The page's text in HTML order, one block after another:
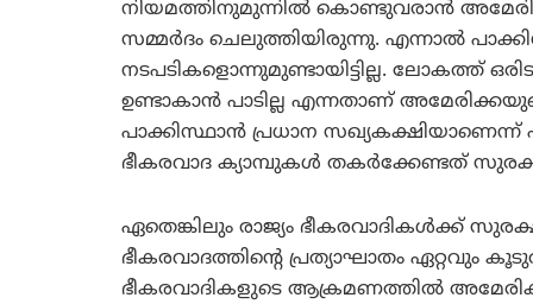
നിയമത്തിനുമുന്നില്‍ കൊണ്ടുവരാന്‍
സമ്മര്‍ദം ചെലുത്തിയിരുന്നു. എന്നാല്‍
നടപടികളൊന്നുമുണ്ടായിട്ടില്ല. ലോകത്ത്
ഉണ്ടാകാന്‍ പാടില്ല എന്നതാണ്
പാക്കിസ്ഥാന്‍ പ്രധാന സഖ്യകക്ഷിയാണെന്ന്
ഭീകരവാദ ക്യാമ്പുകള്‍ തകര്‍ക്കേണ്ടത്
ഏതെങ്കിലും രാജ്യം ഭീകരവാദികള്‍ക്ക്
ഭീകരവാദത്തിന്റെ പ്രത്യാഘാതം
ഭീകരവാദികളുടെ ആക്രമണത്തില്‍